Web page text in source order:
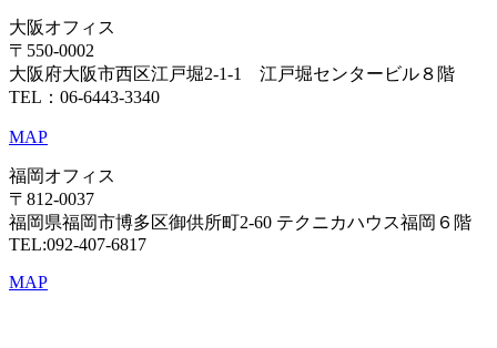
大阪オフィス
〒550-0002
大阪府大阪市西区江戸堀2-1-1 江戸堀センタービル８階
TEL：06-6443-3340
MAP
福岡オフィス
〒812-0037
福岡県福岡市博多区御供所町2-60 テクニカハウス福岡６階
TEL:092-407-6817
MAP